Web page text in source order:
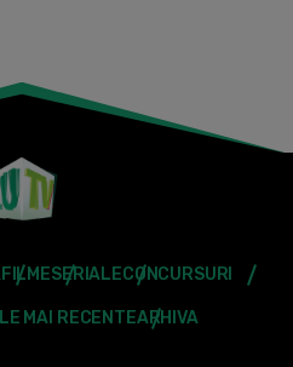
FILMESERIALECONCURSURI
MAI RECENTEARHIVA